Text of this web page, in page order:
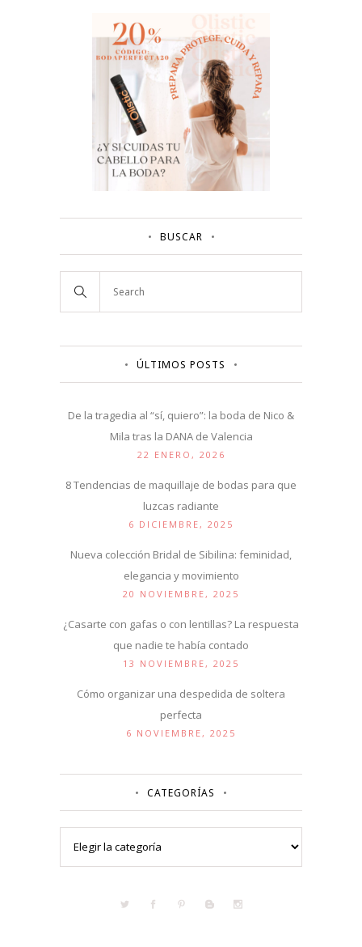
BUSCAR
ÚLTIMOS POSTS
De la tragedia al “sí, quiero”: la boda de Nico &
Mila tras la DANA de Valencia
22 ENERO, 2026
8 Tendencias de maquillaje de bodas para que
luzcas radiante
6 DICIEMBRE, 2025
Nueva colección Bridal de Sibilina: feminidad,
elegancia y movimiento
20 NOVIEMBRE, 2025
¿Casarte con gafas o con lentillas? La respuesta
que nadie te había contado
13 NOVIEMBRE, 2025
Cómo organizar una despedida de soltera
perfecta
6 NOVIEMBRE, 2025
CATEGORÍAS